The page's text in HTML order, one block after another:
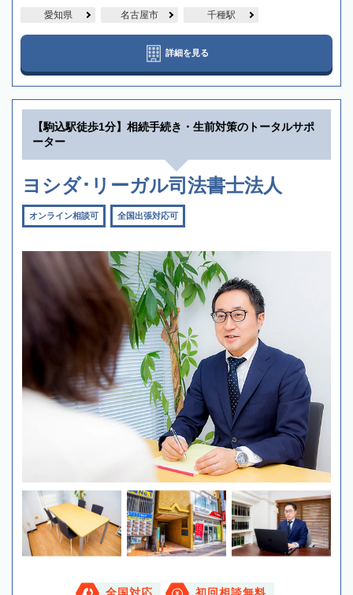
愛知県 名古屋市 千種駅
詳細を見る
【駒込駅徒歩1分】相続手続き・生前対策のトータルサポ
ーター
ヨシダ･リーガル司法書士法人
オンライン相談可 全国出張対応可